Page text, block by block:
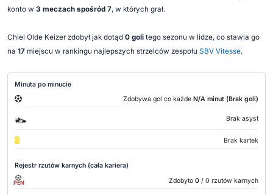
konto w 3 meczach spośród 7, w których grał.
Chiel Olde Keizer zdobył jak dotąd 0 golitego sezonu w lidze, co stawia go
na 17miejscu w rankingu najlepszych strzelców zespołu SBV Vitesse.
Minuta po minucie
Zdobywa gol co każde N/A minut (Brak goli)
Brak asyst
Brak kartek
Rejestr rzutów karnych (cała kariera)
PEN Zdobyto 0 / 0 rzutów karnych